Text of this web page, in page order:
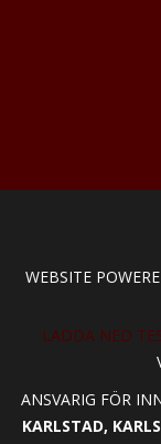
WEBSITE
LADDA NED
ANSVARIG FÖR
KARLSTAD,